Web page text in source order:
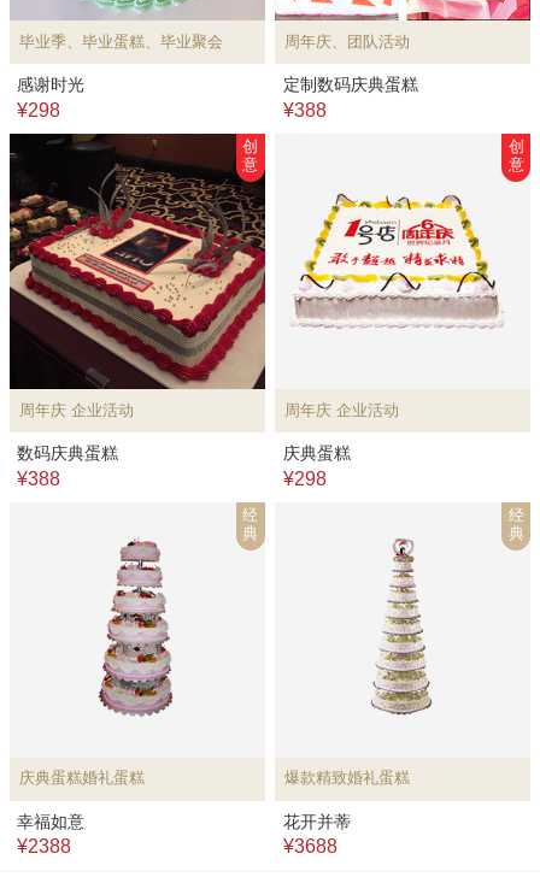
毕业季、毕业蛋糕、毕业聚会
感谢时光
¥298
周年庆、团队活动
定制数码庆典蛋糕
¥388
周年庆 企业活动
创
意
数码庆典蛋糕
¥388
周年庆 企业活动
创
意
庆典蛋糕
¥298
庆典蛋糕婚礼蛋糕
经
典
幸福如意
¥2388
爆款精致婚礼蛋糕
经
典
花开并蒂
¥3688